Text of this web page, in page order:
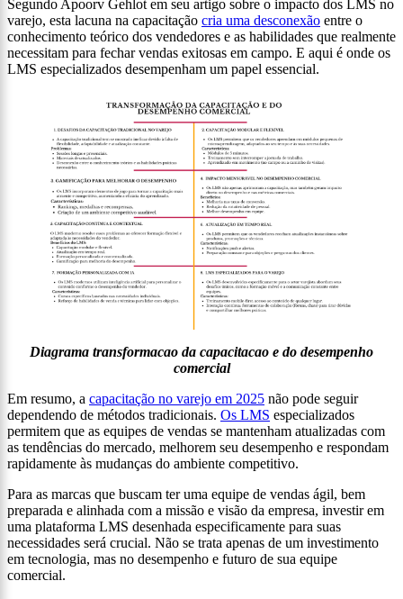
Segundo Apoorv Gehlot em seu artigo sobre o impacto dos LMS no
varejo, esta lacuna na capacitação cria uma desconexão entre o
conhecimento teórico dos vendedores e as habilidades que realmente
necessitam para fechar vendas exitosas em campo. E aqui é onde os
LMS especializados desempenham um papel essencial.
Diagrama transformacao da capacitacao e do desempenho
comercial
Em resumo, a capacitação no varejo em 2025 não pode seguir
dependendo de métodos tradicionais. Os LMS especializados
permitem que as equipes de vendas se mantenham atualizadas com
as tendências do mercado, melhorem seu desempenho e respondam
rapidamente às mudanças do ambiente competitivo.
Para as marcas que buscam ter uma equipe de vendas ágil, bem
preparada e alinhada com a missão e visão da empresa, investir em
uma plataforma LMS desenhada especificamente para suas
necessidades será crucial. Não se trata apenas de um investimento
em tecnologia, mas no desempenho e futuro de sua equipe
comercial.